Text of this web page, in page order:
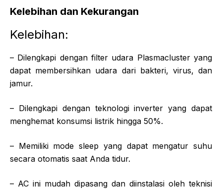
Kelebihan dan Kekurangan
Kelebihan:
– Dilengkapi dengan filter udara Plasmacluster yang
dapat membersihkan udara dari bakteri, virus, dan
jamur.
– Dilengkapi dengan teknologi inverter yang dapat
menghemat konsumsi listrik hingga 50%.
– Memiliki mode sleep yang dapat mengatur suhu
secara otomatis saat Anda tidur.
– AC ini mudah dipasang dan diinstalasi oleh teknisi